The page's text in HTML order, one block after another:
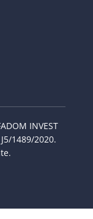
INVEST
1489/2020.